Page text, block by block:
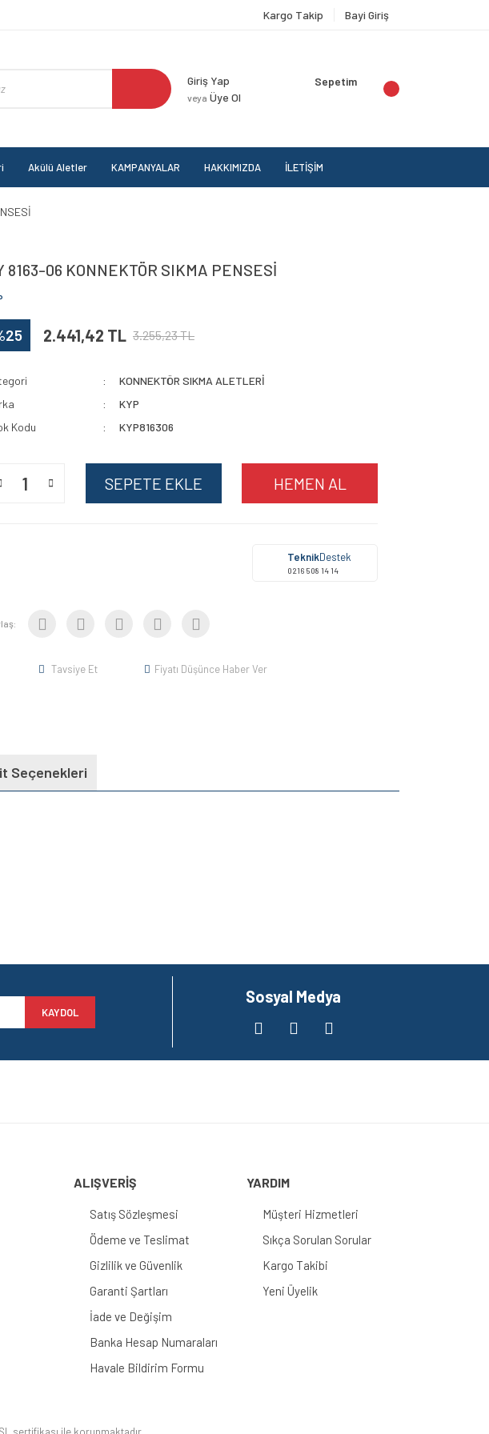
Kargo Takip Bayi Giriş
Giriş Yap
veya Üye Ol
Sepetim
Akülü Aletler KAMPANYALAR HAKKIMIZDA İLETİŞİM
8163-06 KONNEKTÖR SIKMA PENSESİ
2.441,42 TL 3.255,23 TL
KONNEKTÖR SIKMA ALETLERİ
KYP
Kodu
KYP816306
SEPETE EKLE HEMEN AL
TeknikDestek
0216 508 14 14
Tavsiye Et Fiyatı Düşünce Haber Ver
Seçenekleri
KAYDOL
Sosyal Medya
ALIŞVERİŞ
Satış Sözleşmesi
Ödeme ve Teslimat
Gizlilik ve Güvenlik
Garanti Şartları
İade ve Değişim
Banka Hesap Numaraları
Havale Bildirim Formu
YARDIM
Müşteri Hizmetleri
Sıkça Sorulan Sorular
Kargo Takibi
Yeni Üyelik